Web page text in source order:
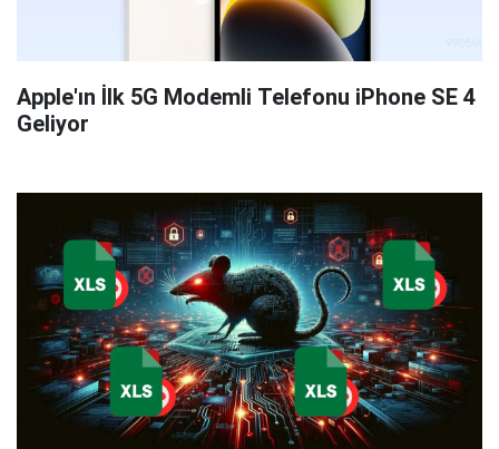
Apple'ın İlk 5G Modemli Telefonu iPhone SE 4
Geliyor